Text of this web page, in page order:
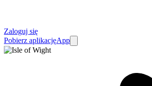
Zaloguj się
Pobierz aplikacjęApp